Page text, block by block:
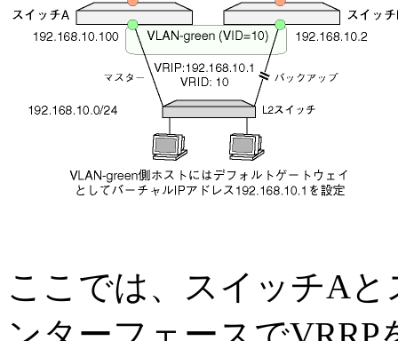
ここでは、スイッチA